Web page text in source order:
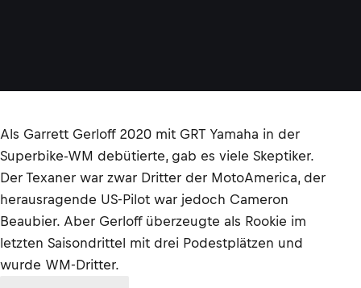
Als Garrett Gerloff 2020 mit GRT Yamaha in der
Superbike-WM debütierte, gab es viele Skeptiker.
Der Texaner war zwar Dritter der MotoAmerica, der
herausragende US-Pilot war jedoch Cameron
Beaubier. Aber Gerloff überzeugte als Rookie im
letzten Saisondrittel mit drei Podestplätzen und
wurde WM-Dritter.